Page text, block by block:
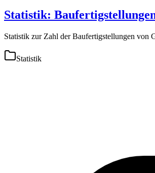
Statistik:
Statistik zur Zahl der Baufertigstellungen von
Statistik